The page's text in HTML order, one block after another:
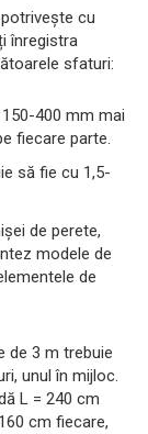
cu
înregistra
sfaturi:
400 mm mai
fiecare parte.
să fie cu 1,5-
de perete,
modele de
de
de 3 m trebuie
unul în mijloc.
L = 240 cm
cm fiecare,